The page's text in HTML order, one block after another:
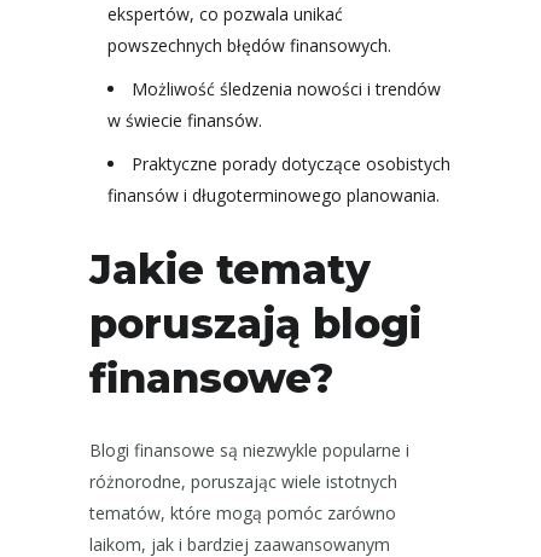
ekspertów, co pozwala unikać
powszechnych błędów finansowych.
Możliwość śledzenia nowości i trendów
w świecie finansów.
Praktyczne porady dotyczące osobistych
finansów i długoterminowego planowania.
Jakie tematy
poruszają blogi
finansowe?
Blogi finansowe są niezwykle popularne i
różnorodne, poruszając wiele istotnych
tematów, które mogą pomóc zarówno
laikom, jak i bardziej zaawansowanym